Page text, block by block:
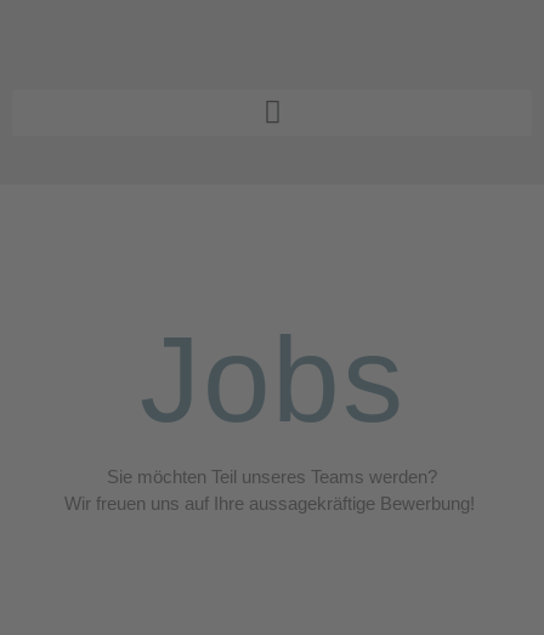
Jobs
Sie möchten Teil unseres Teams werden?
Wir freuen uns auf Ihre aussagekräftige Bewerbung!